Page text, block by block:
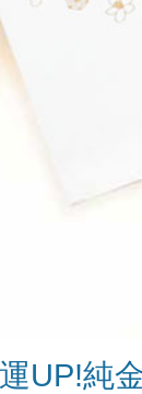
UP!純